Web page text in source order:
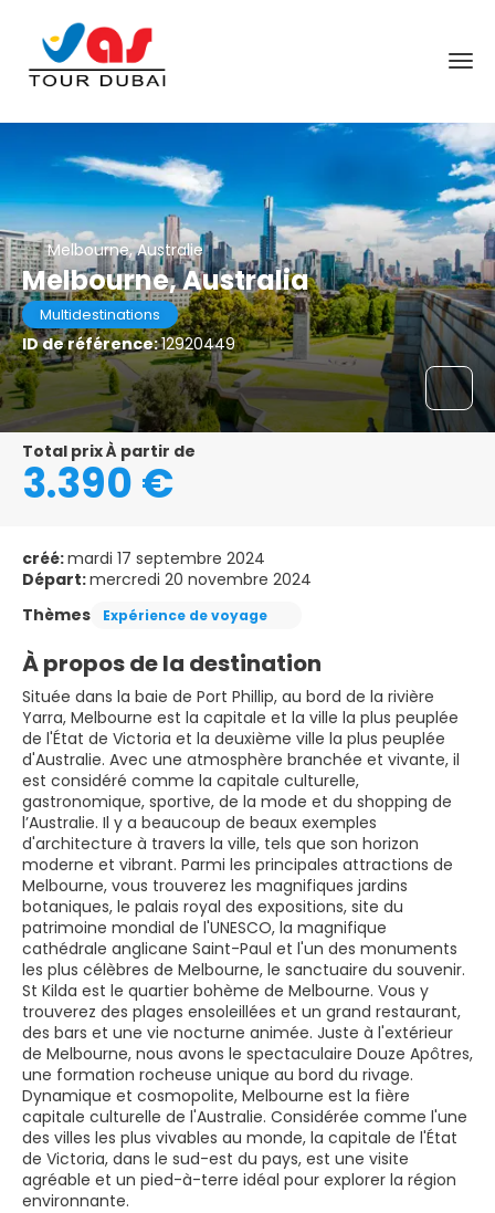
Melbourne, Australie
Melbourne, Australia
Multidestinations
ID de référence:12920449
Total prix À partir de
3.390 €
créé:mardi 17 septembre 2024
Départ:mercredi 20 novembre 2024
Thèmes
Expérience de voyage
À propos de la destination
Située dans la baie de Port Phillip, au bord de la rivière
Yarra, Melbourne est la capitale et la ville la plus peuplée
de l'État de Victoria et la deuxième ville la plus peuplée
d'Australie. Avec une atmosphère branchée et vivante, il
est considéré comme la capitale culturelle,
gastronomique, sportive, de la mode et du shopping de
l’Australie. Il y a beaucoup de beaux exemples
d'architecture à travers la ville, tels que son horizon
moderne et vibrant. Parmi les principales attractions de
Melbourne, vous trouverez les magnifiques jardins
botaniques, le palais royal des expositions, site du
patrimoine mondial de l'UNESCO, la magnifique
cathédrale anglicane Saint-Paul et l'un des monuments
les plus célèbres de Melbourne, le sanctuaire du souvenir.
St Kilda est le quartier bohème de Melbourne. Vous y
trouverez des plages ensoleillées et un grand restaurant,
des bars et une vie nocturne animée. Juste à l'extérieur
de Melbourne, nous avons le spectaculaire Douze Apôtres,
une formation rocheuse unique au bord du rivage.
Dynamique et cosmopolite, Melbourne est la fière
capitale culturelle de l'Australie. Considérée comme l'une
des villes les plus vivables au monde, la capitale de l'État
de Victoria, dans le sud-est du pays, est une visite
agréable et un pied-à-terre idéal pour explorer la région
environnante.